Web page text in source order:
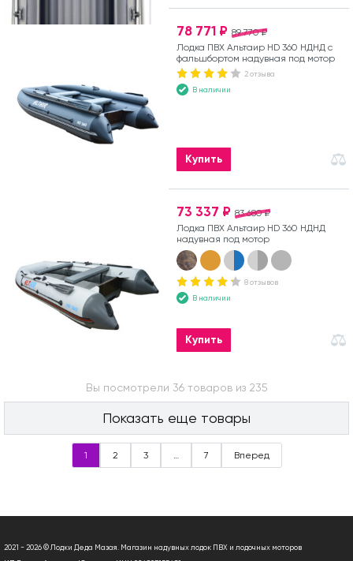
89 770 ₽
78 771 ₽
Лодка ПВХ Альтаир HD 360 НДНД с
фальшбортом надувная под мотор
2 отзыва
В наличии
Купить
83 680 ₽
73 337 ₽
Лодка ПВХ Альтаир HD 360 НДНД
надувная под мотор
8 отзывов
В наличии
Купить
Вы посмотрели 36 товаров из 235
Показать еще товары
1 2 3 7 Вперед
2021 - 2026 © Лодки Деда Мазая. Магазин надувных лодок ПВХ и лодочных моторов